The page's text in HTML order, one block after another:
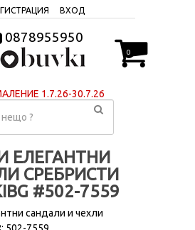
ВХОД
0878955950
0
1.7.26-30.7.26
ЕЛЕГАНТНИ
СРЕБРИСТИ
#502-7559
сандали и чехли